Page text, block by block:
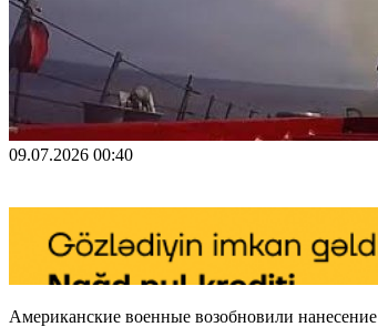
09.07.2026 00:40
Американские военные возобновили